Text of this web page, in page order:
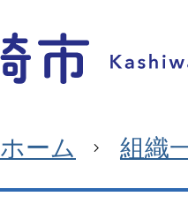
ホーム 組織